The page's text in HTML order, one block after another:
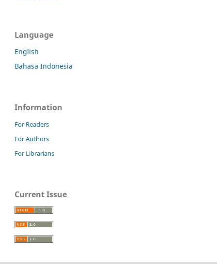
Language
English
Bahasa Indonesia
Information
For Readers
For Authors
For Librarians
Current Issue